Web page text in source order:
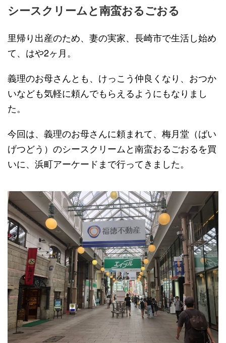
シースクリームと南蛮おるごおる
里帰り出産のため、妻の実家、長崎市で生活し始め
て、はや2ヶ月。
義理のお母さんとも、けっこう仲良くなり、おつか
いなども気軽に頼んでもらえるようにもなりまし
た。
今回は、義理のお母さんに頼まれて、梅月堂（ばい
げつどう）のシースクリームと南蛮おるごおるを買
いに、浜町アーケードまで行ってきました。